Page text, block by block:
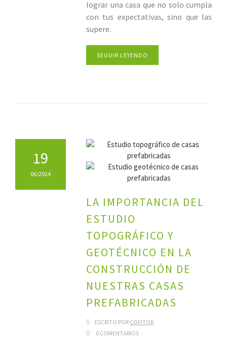
lograr una casa que no solo cumpla
con tus expectativas, sino que las
supere.
SEGUIR LEYENDO
19
06/2024
LA IMPORTANCIA DEL
ESTUDIO
TOPOGRÁFICO Y
GEOTÉCNICO EN LA
CONSTRUCCIÓN DE
NUESTRAS CASAS
PREFABRICADAS
ESCRITO POR COFITOR
0 COMENTARIOS